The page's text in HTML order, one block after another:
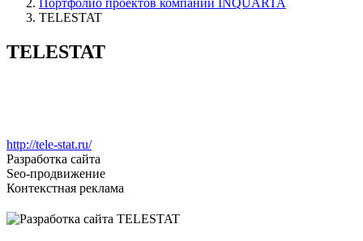
Портфолио проектов компании INQUARTA
TELESTAT
TELESTAT
http://tele-stat.ru/
Разработка сайта
Seo-продвижение
Контекстная реклама